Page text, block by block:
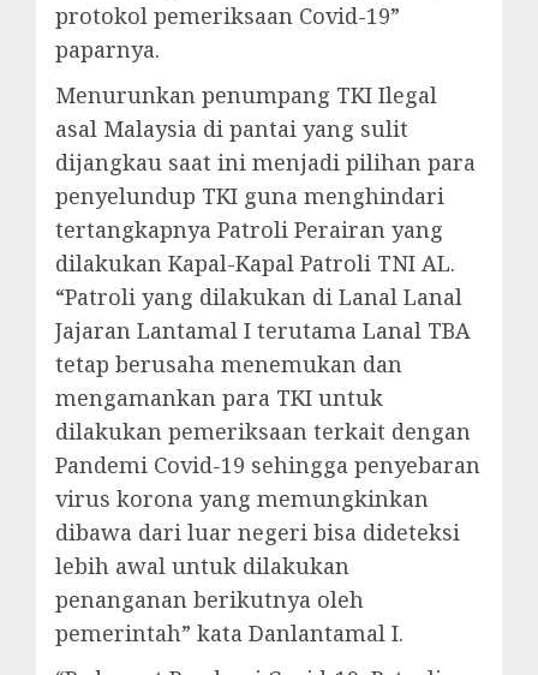
protokol pemeriksaan Covid-19”
paparnya.
Menurunkan penumpang TKI Ilegal
asal Malaysia di pantai yang sulit
dijangkau saat ini menjadi pilihan para
penyelundup TKI guna menghindari
tertangkapnya Patroli Perairan yang
dilakukan Kapal-Kapal Patroli TNI AL.
“Patroli yang dilakukan di Lanal Lanal
Jajaran Lantamal I terutama Lanal TBA
tetap berusaha menemukan dan
mengamankan para TKI untuk
dilakukan pemeriksaan terkait dengan
Pandemi Covid-19 sehingga penyebaran
virus korona yang memungkinkan
dibawa dari luar negeri bisa dideteksi
lebih awal untuk dilakukan
penanganan berikutnya oleh
pemerintah” kata Danlantamal I.